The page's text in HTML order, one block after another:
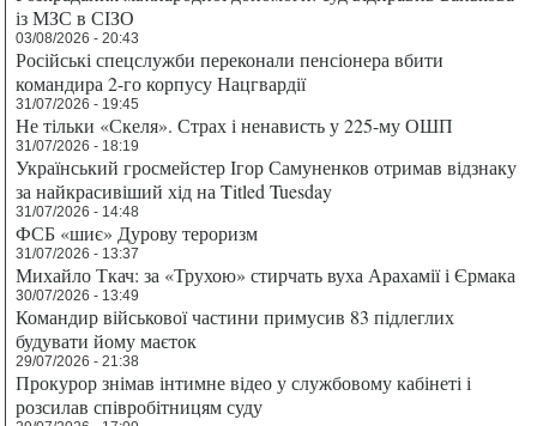
із МЗС в СІЗО
03/08/2026 - 20:43
Російські спецслужби переконали пенсіонера вбити
командира 2-го корпусу Нацгвардії
31/07/2026 - 19:45
Не тільки «Скеля». Страх і ненависть у 225-му ОШП
31/07/2026 - 18:19
Український гросмейстер Ігор Самуненков отримав відзнаку
за найкрасивіший хід на Titled Tuesday
31/07/2026 - 14:48
ФСБ «шиє» Дурову тероризм
31/07/2026 - 13:37
Михайло Ткач: за «Трухою» стирчать вуха Арахамії і Єрмака
30/07/2026 - 13:49
Командир військової частини примусив 83 підлеглих
будувати йому маєток
29/07/2026 - 21:38
Прокурор знімав інтимне відео у службовому кабінеті і
розсилав співробітницям суду